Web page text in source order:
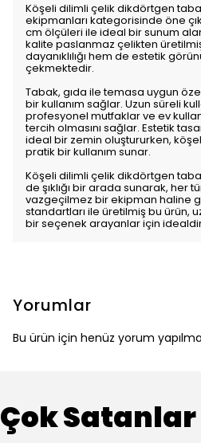
Köşeli dilimli çelik dikdörtgen
ekipmanları kategorisinde öne
cm ölçüleri ile ideal bir sunum
kalite paslanmaz çelikten
dayanıklılığı hem de estetik
çekmektedir.
Tabak, gıda ile temasa uygun
bir kullanım sağlar. Uzun süreli
profesyonel mutfaklar ve ev
tercih olmasını sağlar. Estetik
ideal bir zemin oluştururken,
pratik bir kullanım sunar.
Köşeli dilimli çelik dikdörtgen
de şıklığı bir arada sunarak, her
vazgeçilmez bir ekipman haline
standartları ile üretilmiş bu ürün,
bir seçenek arayanlar için
Yorumlar
Bu ürün için henüz yorum
Çok Satanlar